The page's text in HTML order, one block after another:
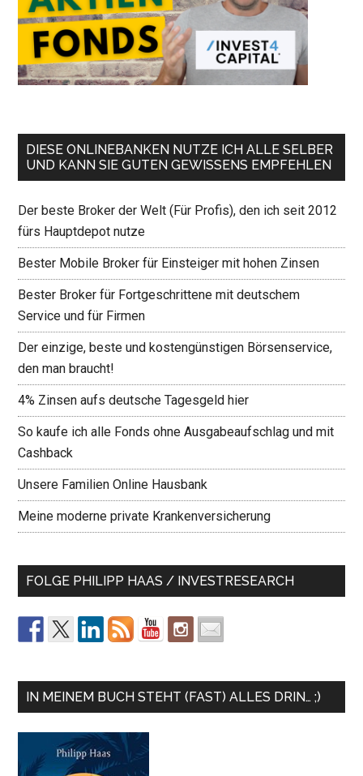
DIESE ONLINEBANKEN NUTZE ICH ALLE SELBER
UND KANN SIE GUTEN GEWISSENS EMPFEHLEN
Der beste Broker der Welt (Für Profis), den ich seit 2012
fürs Hauptdepot nutze
Bester Mobile Broker für Einsteiger mit hohen Zinsen
Bester Broker für Fortgeschrittene mit deutschem
Service und für Firmen
Der einzige, beste und kostengünstigen Börsenservice,
den man braucht!
4% Zinsen aufs deutsche Tagesgeld hier
So kaufe ich alle Fonds ohne Ausgabeaufschlag und mit
Cashback
Unsere Familien Online Hausbank
Meine moderne private Krankenversicherung
FOLGE PHILIPP HAAS / INVESTRESEARCH
IN MEINEM BUCH STEHT (FAST) ALLES DRIN… ;)